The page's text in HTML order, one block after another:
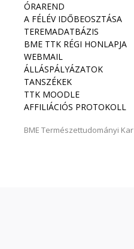
ÓRAREND
A FÉLÉV IDŐBEOSZTÁSA
TEREMADATBÁZIS
BME TTK RÉGI HONLAPJA
WEBMAIL
ÁLLÁSPÁLYÁZATOK
TANSZÉKEK
TTK MOODLE
AFFILIÁCIÓS PROTOKOLL
BME Természettudományi Kar